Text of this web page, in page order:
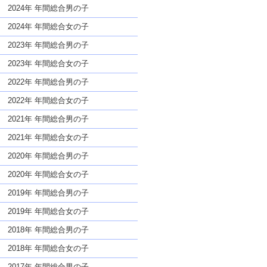
名前であっても奇抜すぎない
2024年 年間総合男の子
2024年 年間総合女の子
2023年 年間総合男の子
2023年 年間総合女の子
2022年 年間総合男の子
2022年 年間総合女の子
2021年 年間総合男の子
2021年 年間総合女の子
2020年 年間総合男の子
2020年 年間総合女の子
2019年 年間総合男の子
2019年 年間総合女の子
2018年 年間総合男の子
2018年 年間総合女の子